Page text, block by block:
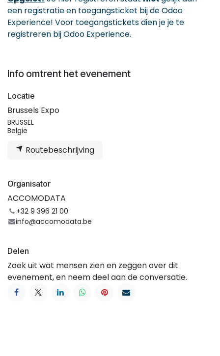
een registratie en toegangsticket bij de Odoo
Experience! Voor toegangstickets dien je je te
registreren bij Odoo Experience.
Info omtrent het evenement
Locatie
Brussels Expo
BRUSSEL
België
Routebeschrijving
Organisator
ACCOMODATA
+32 9 396 21 00
info@accomodata.be
Delen
Zoek uit wat mensen zien en zeggen over dit
evenement, en neem deel aan de conversatie.